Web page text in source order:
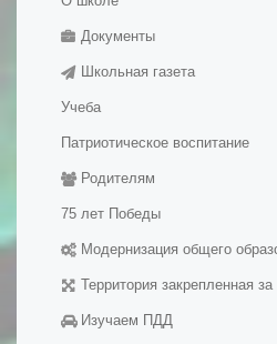
Правила приема в школу
История школы
Документы
Школьная газета
Учеба
Медалисты
Электронные образовательные
Методические разработки уроков
Патриотическое воспитание
Родителям
75 лет Победы
Модернизация общего
Территория закрепленная
Изучаем ПДД